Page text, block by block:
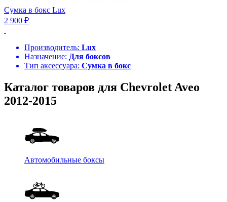
Сумка в бокс Lux
2 900 ₽
Производитель: Lux
Назначение: Для боксов
Тип аксессуара: Сумка в бокс
Каталог товаров для Chevrolet Aveo
2012-2015
Автомобильные боксы